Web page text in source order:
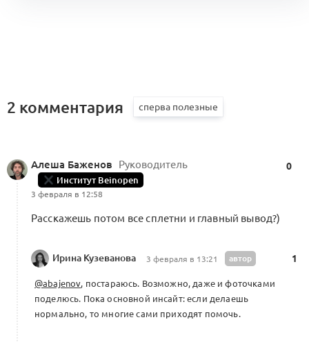
2 комментария
Алеша Баженов Руководитель
Институт Beinopen
3 февраля в 12:58
0
Расскажешь потом все сплетни и главный вывод?)
Ирина Кузеванова 3 февраля в 13:21 автор 1
@abajenov, постараюсь. Возможно, даже и фоточками
поделюсь. Пока основной инсайт: если делаешь
нормально, то многие сами приходят помочь.